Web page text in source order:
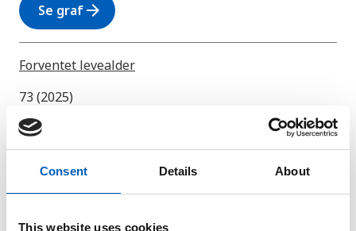
Consent Details About
This website uses cookies
Se grafarrow_forward
Forventet levealder
73 (2025)
Se graf
Forventet levealder for kvinder